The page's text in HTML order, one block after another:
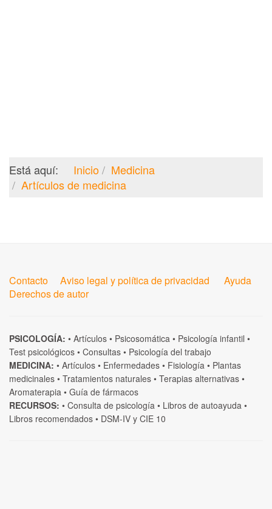
Está aquí: Inicio
Medicina
Artículos de medicina
Contacto Aviso legal y política de privacidad
Ayuda
Derechos de autor
PSICOLOGÍA: • Artículos • Psicosomática • Psicología infantil •
Test psicológicos • Consultas • Psicología del trabajo
MEDICINA: • Artículos • Enfermedades • Fisiología • Plantas
medicinales • Tratamientos naturales • Terapias alternativas •
Aromaterapia • Guía de fármacos
RECURSOS: • Consulta de psicología • Libros de autoayuda •
Libros recomendados • DSM-IV y CIE 10